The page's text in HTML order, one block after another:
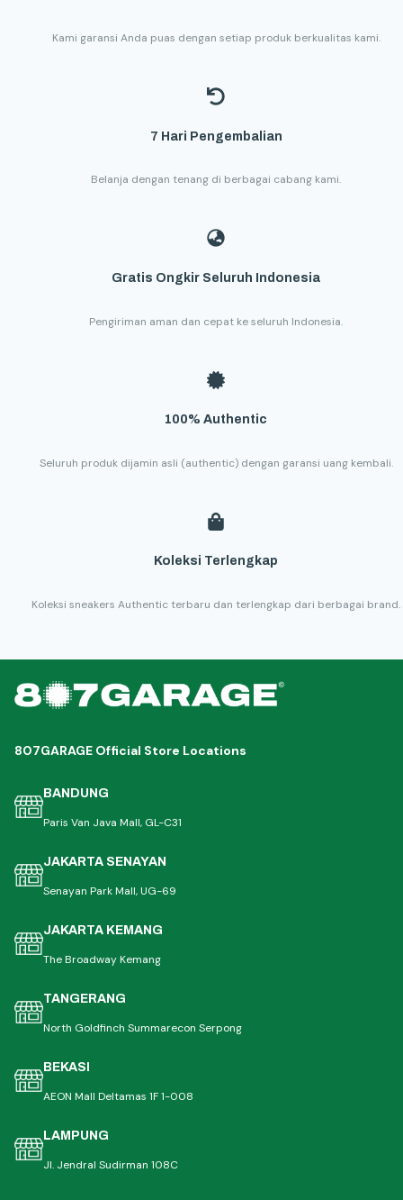
Kami garansi Anda puas dengan setiap produk berkualitas kami.
7 Hari Pengembalian
Belanja dengan tenang di berbagai cabang kami.
Gratis Ongkir Seluruh Indonesia
Pengiriman aman dan cepat ke seluruh Indonesia.
100% Authentic
Seluruh produk dijamin asli (authentic) dengan garansi uang kembali.
Koleksi Terlengkap
Koleksi sneakers Authentic terbaru dan terlengkap dari berbagai brand.
807GARAGE Official Store Locations
BANDUNG
Paris Van Java Mall, GL-C31
JAKARTA SENAYAN
Senayan Park Mall, UG-69
JAKARTA KEMANG
The Broadway Kemang
TANGERANG
North Goldfinch Summarecon Serpong
BEKASI
AEON Mall Deltamas 1F 1-008
LAMPUNG
Jl. Jendral Sudirman 108C